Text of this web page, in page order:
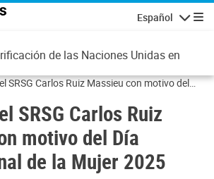
Español
de las Naciones Unidas en
SRSG Carlos Ruiz Massieu con motivo del
SRSG Carlos Ruiz
motivo del Día
de la Mujer 2025